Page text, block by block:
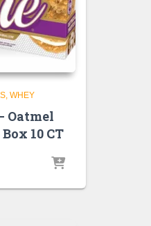
WHEY
Oatmel
10 CT